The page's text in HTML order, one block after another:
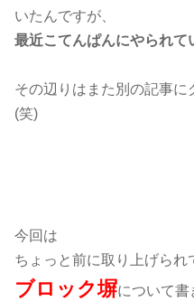
いたんですが、
最近こてんぱんにやられて
その辺りはまた別の記事
(笑)
今回は
ちょっと前に取り上げられ
ブロック塀について書